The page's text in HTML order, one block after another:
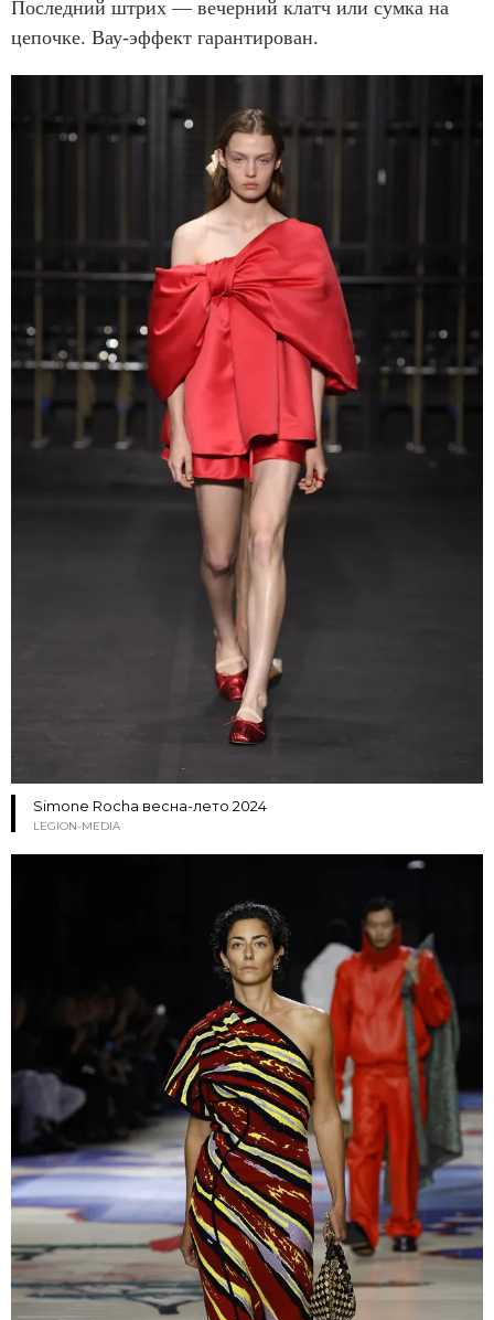
Последний штрих — вечерний клатч или сумка на
цепочке. Вау-эффект гарантирован.
Simone Rocha весна-лето 2024
LEGION-MEDIA